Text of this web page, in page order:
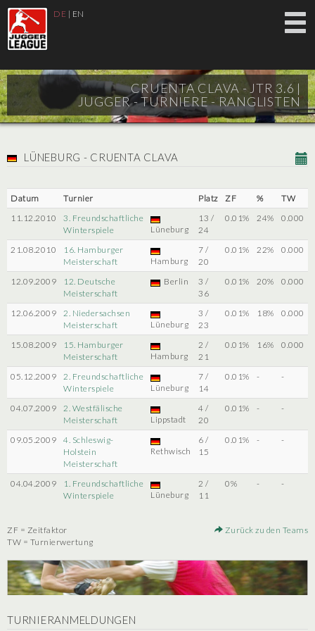
DE | EN
CRUENTA CLAVA - JTR 3.6 |
JUGGER - TURNIERE - RANGLISTEN
LÜNEBURG - CRUENTA CLAVA
Datum Turnier Platz ZF %
TW
11.12.2010
3. Freundschaftliche
Winterspiele
Lüneburg
13 /
24
0.01% 24% 0.000
21.08.2010
16. Hamburger
Meisterschaft
Hamburg
7 /
20
0.01% 22% 0.000
12.09.2009
12. Deutsche
Meisterschaft
Berlin
3 /
36
0.01% 20% 0.000
12.06.2009
2. Niedersachsen
Meisterschaft
Lüneburg
3 /
23
0.01% 18% 0.000
15.08.2009
15. Hamburger
Meisterschaft
Hamburg
2 /
21
0.01% 16% 0.000
05.12.2009
2. Freundschaftliche
Winterspiele
Lüneburg
7 /
14
0.01% - -
04.07.2009
2. Westfälische
Meisterschaft
Lippstadt
4 /
20
0.01% - -
09.05.2009
4. Schleswig-
Holstein
Meisterschaft
Rethwisch
6 /
15
0.01% - -
04.04.2009
1. Freundschaftliche
Winterspiele
Lüneburg
2 /
11
0% - -
ZF = Zeitfaktor
TW = Turnierwertung
Zurück zu den Teams
TURNIERANMELDUNGEN